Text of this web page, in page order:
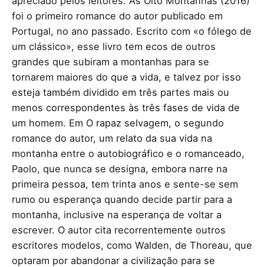
foi o primeiro romance do autor publicado em
Portugal, no ano passado. Escrito com «o fólego de
um clássico», esse livro tem ecos de outros
grandes que subiram a montanhas para se
tornarem maiores do que a vida, e talvez por isso
esteja também dividido em três partes mais ou
menos correspondentes às três fases de vida de
um homem. Em O rapaz selvagem, o segundo
romance do autor, um relato da sua vida na
montanha entre o autobiográfico e o romanceado,
Paolo, que nunca se designa, embora narre na
primeira pessoa, tem trinta anos e sente-se sem
rumo ou esperança quando decide partir para a
montanha, inclusive na esperança de voltar a
escrever. O autor cita recorrentemente outros
escritores modelos, como Walden, de Thoreau, que
optaram por abandonar a civilização para se